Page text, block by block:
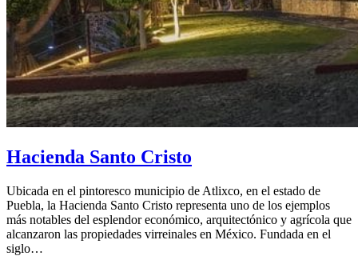
Hacienda Santo Cristo
Ubicada en el pintoresco municipio de Atlixco, en el estado de
Puebla, la Hacienda Santo Cristo representa uno de los ejemplos
más notables del esplendor económico, arquitectónico y agrícola que
alcanzaron las propiedades virreinales en México. Fundada en el
siglo…